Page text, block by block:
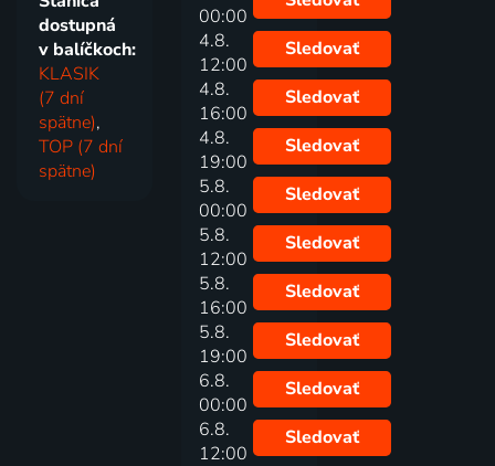
dostupná
v balíčkoch:
KLASIK
(7 dní
spätne),
TOP (7 dní
spätne)
00:00
4.8.
12:00
Sledovať
4.8.
16:00
Sledovať
4.8.
19:00
Sledovať
5.8.
00:00
Sledovať
5.8.
12:00
Sledovať
5.8.
16:00
Sledovať
5.8.
19:00
Sledovať
6.8.
00:00
Sledovať
6.8.
12:00
Sledovať